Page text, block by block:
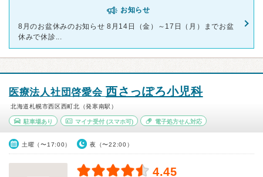
お知らせ
8月のお盆休みのお知らせ 8月14日（金）～17日（月）までお盆
休みで休診...
医療法人社団啓愛会 西さっぽろ小児科
北海道札幌市西区西町北（発寒南駅）
駐車場あり マイナ受付(スマホ可) 電子処方せん対応
土曜（〜17:00） 夜（〜22:00）
4.45